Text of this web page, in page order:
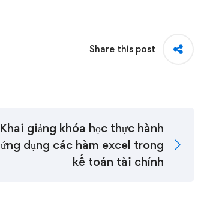
Share this post
Khai giảng khóa học thực hành
ứng dụng các hàm excel trong
kế toán tài chính